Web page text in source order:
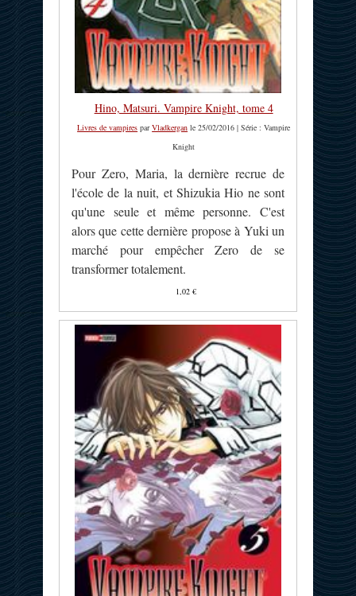
Hino, Matsuri. Vampire Knight, tome 4
Livres de vampires parVladkergan le 25/02/2016 | Série : Vampire
Knight
Pour Zero, Maria, la dernière recrue de
l'école de la nuit, et Shizukia Hio ne sont
qu'une seule et même personne. C'est
alors que cette dernière propose à Yuki un
marché pour empêcher Zero de se
transformer totalement.
1,02 €